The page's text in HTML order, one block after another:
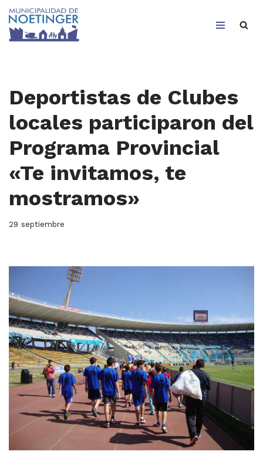
Saltar
Deportistas de Clubes
locales participaron del
Programa Provincial
«Te invitamos, te
mostramos»
29 septiembre